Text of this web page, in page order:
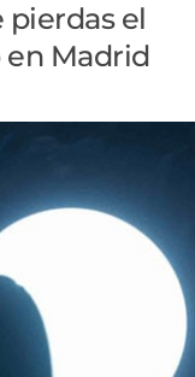
el
en Madrid